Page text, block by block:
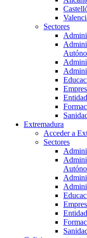
Sectores
Extremadura
Acceder a
Sectores